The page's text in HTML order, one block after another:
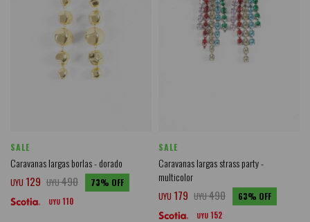
SALE
Caravanas largas borlas - dorado
UYU 129 UYU490 73
UYU 110
SALE
Caravanas largas strass party -
multicolor
UYU 179 UYU490 63
UYU 152